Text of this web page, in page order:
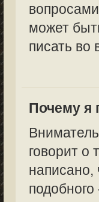
может
писать во
Почему я
говорит о
написано,